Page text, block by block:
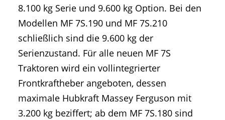
8.100 kg Serie und 9.600 kg Option. Bei den
Modellen MF 7S.190 und MF 7S.210
schließlich sind die 9.600 kg der
Serienzustand. Für alle neuen MF 7S
Traktoren wird ein vollintegrierter
Frontkraftheber angeboten, dessen
maximale Hubkraft Massey Ferguson mit
3.200 kg beziffert; ab dem MF 7S.180 sind